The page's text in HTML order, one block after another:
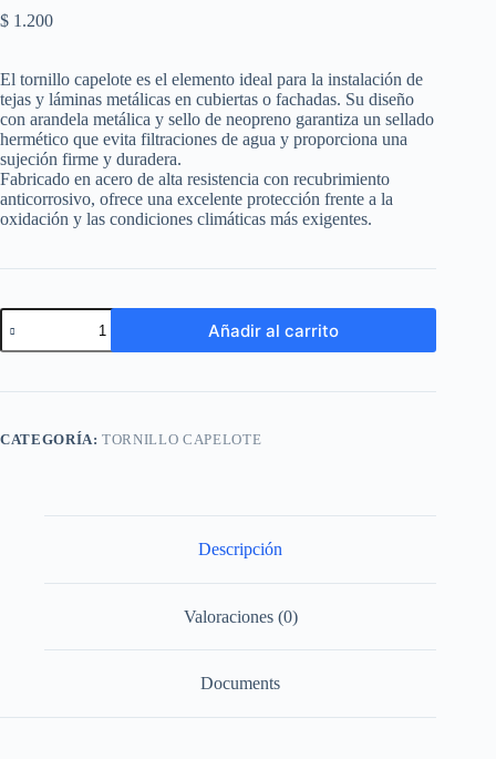
$ 1.200
El tornillo capelote es el elemento ideal para la instalación de
tejas y láminas metálicas en cubiertas o fachadas. Su diseño
con arandela metálica y sello de neopreno garantiza un sellado
hermético que evita filtraciones de agua y proporciona una
sujeción firme y duradera.
Fabricado en acero de alta resistencia con recubrimiento
anticorrosivo, ofrece una excelente protección frente a la
oxidación y las condiciones climáticas más exigentes.
Añadir al carrito
CATEGORÍA:TORNILLO CAPELOTE
Descripción
Valoraciones (0)
Documents